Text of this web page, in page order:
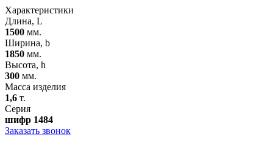
Характеристики
Длина, L
1500 мм.
Ширина, b
1850 мм.
Высота, h
300 мм.
Масса изделия
1,6 т.
Серия
шифр 1484
Заказать звонок